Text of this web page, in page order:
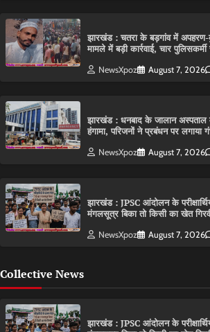
झारखंड : चतरा के बड़गांव में अपहरण-
मामले में बड़ी कार्रवाई, चार
NewsXpoz August 7, 2026
झारखंड : धनबाद के जालान अस्पताल
हंगामा, परिजनों ने प्रबंधन पर लगाया
NewsXpoz August 7, 2026
झारखंड : JPSC आंदोलन के
मंगलसूत्र बिका तो किसी का खेत
NewsXpoz August 7, 2026
Collective News
झारखंड : JPSC आंदोलन के